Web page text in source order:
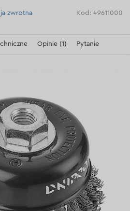
zwrotna Kod: 49611000
Opinie (1) Pytanie